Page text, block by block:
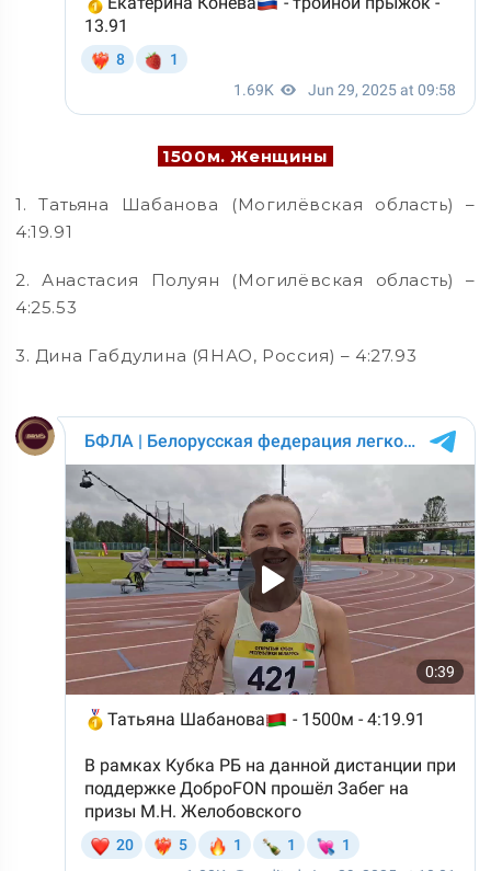
1500м. Женщины
1. Татьяна Шабанова (Могилёвская область) –
4:19.91
2. Анастасия Полуян (Могилёвская область) –
4:25.53
3. Дина Габдулина (ЯНАО, Россия) – 4:27.93